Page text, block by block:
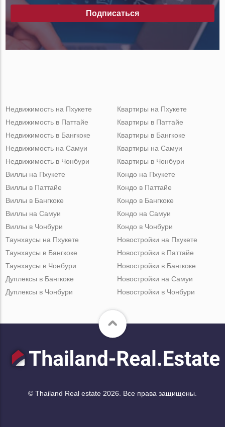
Подписаться
Недвижимость на Пхукете
Недвижимость в Паттайе
Недвижимость в Бангкоке
Недвижимость на Самуи
Недвижимость в Чонбури
Квартиры на Пхукете
Квартиры в Паттайе
Квартиры в Бангкоке
Квартиры на Самуи
Квартиры в Чонбури
Виллы на Пхукете
Виллы в Паттайе
Виллы в Бангкоке
Виллы на Самуи
Виллы в Чонбури
Кондо на Пхукете
Кондо в Паттайе
Кондо в Бангкоке
Кондо на Самуи
Кондо в Чонбури
Таунхаусы на Пхукете
Таунхаусы в Бангкоке
Таунхаусы в Чонбури
Дуплексы в Бангкоке
Дуплексы в Чонбури
Новостройки на Пхукете
Новостройки в Паттайе
Новостройки в Бангкоке
Новостройки на Самуи
Новостройки в Чонбури
© Thailand Real estate 2026. Все права защищены.